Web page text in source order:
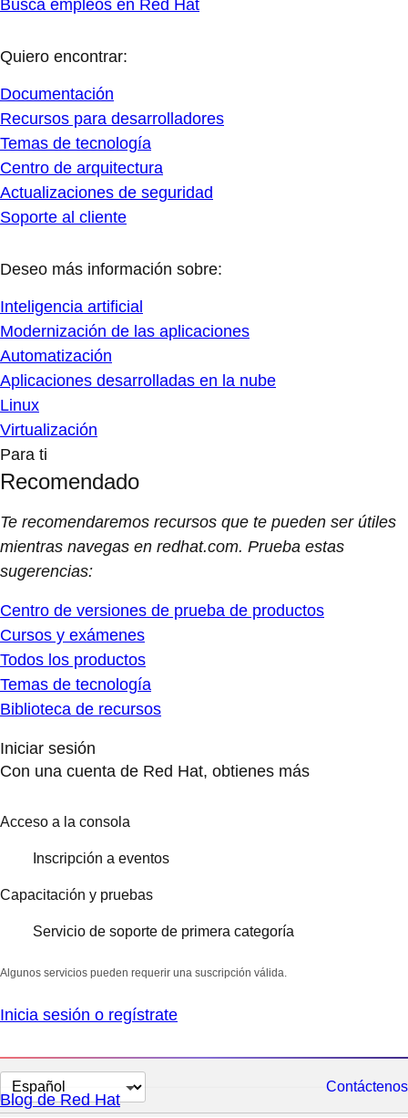
Busca empleos en Red Hat
Quiero encontrar:
Documentación
Recursos para desarrolladores
Temas de tecnología
Centro de arquitectura
Actualizaciones de seguridad
Soporte al cliente
Deseo más información sobre:
Inteligencia artificial
Modernización de las aplicaciones
Automatización
Aplicaciones desarrolladas en la nube
Linux
Virtualización
Para ti
Recomendado
Te recomendaremos recursos que te pueden ser útiles
mientras navegas en redhat.com. Prueba estas
sugerencias:
Centro de versiones de prueba de productos
Cursos y exámenes
Todos los productos
Temas de tecnología
Biblioteca de recursos
Iniciar sesión
Con una cuenta de Red Hat, obtienes más
Acceso a la consola
Inscripción a eventos
Capacitación y pruebas
Servicio de soporte de primera categoría
Algunos servicios pueden requerir una suscripción válida.
Inicia sesión o regístrate
Cambiar
el
Contáctenos
Blog de Red Hat